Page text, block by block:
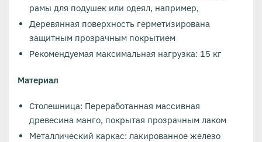
рамы для подушек или одеял, например,
Деревянная поверхность герметизирована
защитным прозрачным покрытием
Рекомендуемая максимальная нагрузка: 15 кг
Материал
Столешница: Переработанная массивная
древесина манго, покрытая прозрачным лаком
Металлический каркас: лакированное железо